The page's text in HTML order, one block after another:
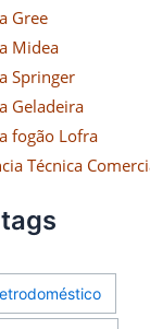
Gree
Midea
Springer
Geladeira
fogão Lofra
Técnica